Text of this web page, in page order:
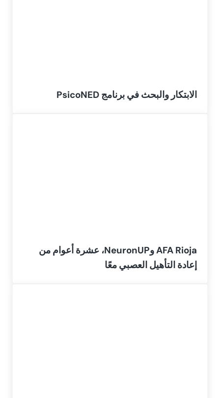
الابتكار والبحث في برنامج PsicoNED
AFA Rioja وNeuronUP، عشرة أعوام من
إعادة التأهيل العصبي معًا